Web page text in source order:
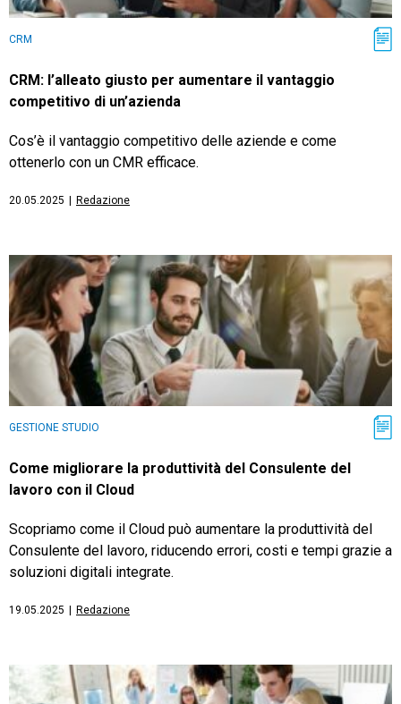
Trust Services
TeamSystem Corporate
TeamSystem Store
CRM
CRM: l’alleato giusto per aumentare il vantaggio
competitivo di un’azienda
Cos’è il vantaggio competitivo delle aziende e come
ottenerlo con un CMR efficace.
20.05.2025 Redazione
GESTIONE STUDIO
Come migliorare la produttività del Consulente del
lavoro con il Cloud
Scopriamo come il Cloud può aumentare la produttività del
Consulente del lavoro, riducendo errori, costi e tempi grazie a
soluzioni digitali integrate.
19.05.2025 Redazione